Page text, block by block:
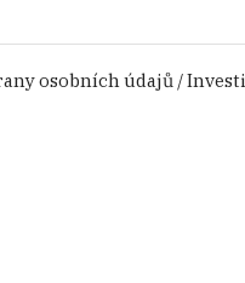
osobních údajů /